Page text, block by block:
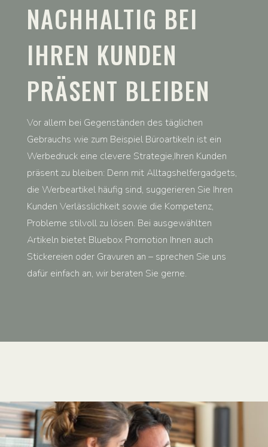
NACHHALTIG BEI
IHREN KUNDEN
PRÄSENT BLEIBEN
Vor allem bei Gegenständen des täglichen
Gebrauchs wie zum Beispiel Büroartikeln ist ein
Werbedruck eine clevere Strategie,Ihren Kunden
präsent zu bleiben: Denn mit Alltagshelfergadgets,
die Werbeartikel häufig sind, suggerieren Sie Ihren
Kunden Verlässlichkeit sowie die Kompetenz,
Probleme stilvoll zu lösen. Bei ausgewählten
Artikeln bietet Bluebox Promotion Ihnen auch
Stickereien oder Gravuren an – sprechen Sie uns
dafür einfach an, wir beraten Sie gerne.